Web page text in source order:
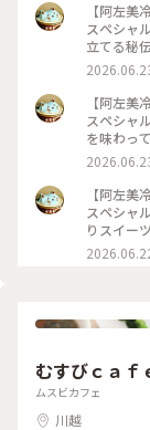
【阿左
スペシャ
立てる秘
をかみし
わりスイ
理由は
まんぞく
． ． 大
き氷や、
しと共に
． ． 《お願い》🙇‍♀️ 頂いたコメントの返信が コメントして下さ
った方の
申し訳あり
． ． ．
氷 #阿左
【阿左
スペシャ
を味わ
食べ進め
あわせ💕
を使用
上のおも
． ． ． ． ． ． 《お願い》🙇‍♀️ 頂い
トして下
います⚠️
【阿左
スペシャ
りスイー
秘伝蜜）
． 大人限
． 《お願い》🙇‍♀️ 頂いたコメントの返信が コメントして下さっ
． ． ．
#阿左美冷
むすびｃａｆ
ムスビカフェ
川越